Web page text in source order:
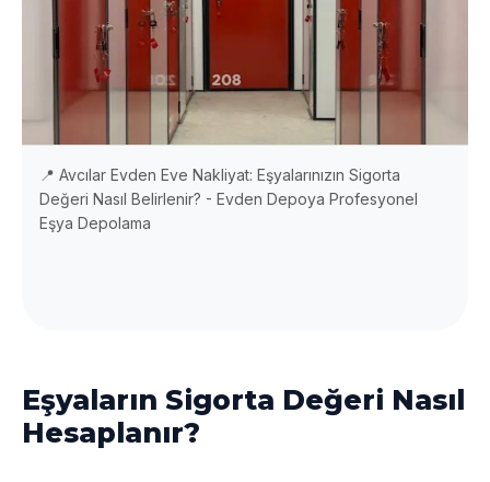
📍 Avcılar Evden Eve Nakliyat: Eşyalarınızın Sigorta
Değeri Nasıl Belirlenir? - Evden Depoya Profesyonel
Eşya Depolama
Eşyaların Sigorta Değeri Nasıl
Hesaplanır?